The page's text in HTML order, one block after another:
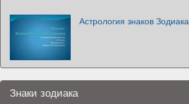
Астрология знаков Зодиака
Знаки зодиака